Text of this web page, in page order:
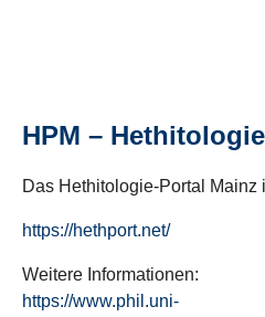
HPM –
Das Hethitologie-Portal Mainz
https://hethport.net/
Weitere Informationen:
https://www.phil.uni-